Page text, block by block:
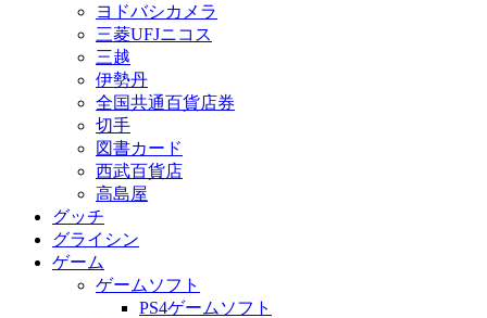
ヨドバシカメラ
三菱UFJニコス
三越
伊勢丹
全国共通百貨店券
切手
図書カード
西武百貨店
高島屋
グッチ
グライシン
ゲーム
ゲームソフト
PS4ゲームソフト